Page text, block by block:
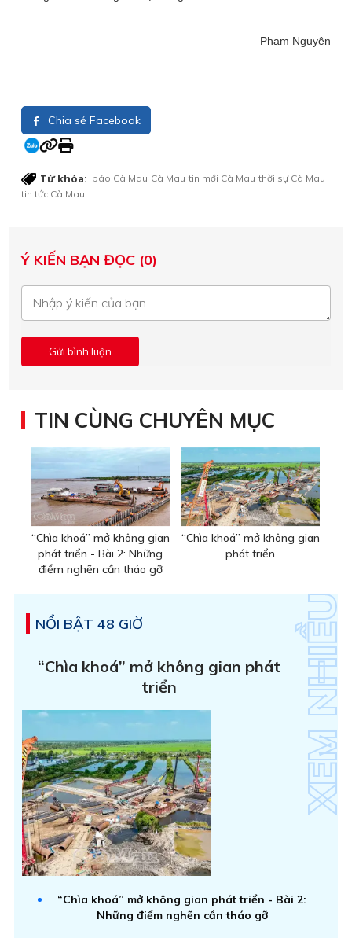
Phạm Nguyên
Chia sẻ Facebook
Từ khóa: báo Cà Mau Cà Mau tin mới Cà Mau thời sự Cà Mau
tin tức Cà Mau
Ý KIẾN BẠN ĐỌC (0)
TIN CÙNG CHUYÊN MỤC
“Chìa khoá” mở không gian
phát triển - Bài 2: Những
điểm nghẽn cần tháo gỡ
“Chìa khoá” mở không gian
phát triển
NỔI BẬT 48 GIỜ
“Chìa khoá” mở không gian phát
triển
“Chìa khoá” mở không gian phát triển - Bài 2:
Những điểm nghẽn cần tháo gỡ